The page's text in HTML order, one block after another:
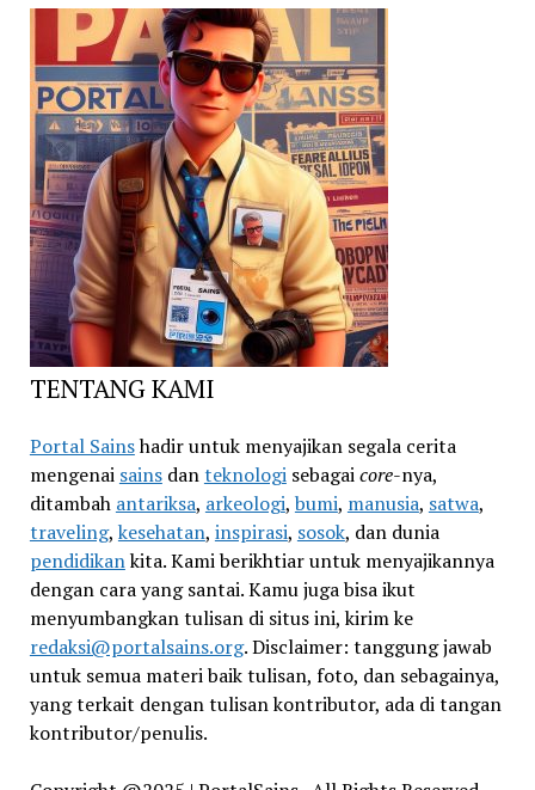
TENTANG KAMI
Portal Sainshadir untuk menyajikan segala cerita
mengenai sainsdanteknologisebagaicore-nya,
ditambah antariksa, arkeologi, bumi, manusia, satwa,
traveling, kesehatan, inspirasi, sosok, dan dunia
pendidikankita. Kami berikhtiar untuk menyajikannya
dengan cara yang santai. Kamu juga bisa ikut
menyumbangkan tulisan di situs ini, kirim ke
redaksi@portalsains.org. Disclaimer: tanggung jawab
untuk semua materi baik tulisan, foto, dan sebagainya,
yang terkait dengan tulisan kontributor, ada di tangan
kontributor/penulis.